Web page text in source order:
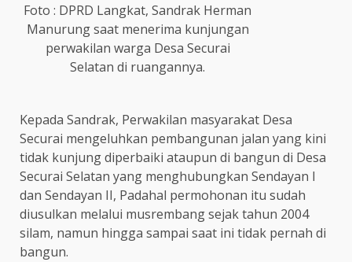
Foto : DPRD Langkat, Sandrak Herman
Manurung saat menerima kunjungan
perwakilan warga Desa Securai
Selatan di ruangannya.
Kepada Sandrak, Perwakilan masyarakat Desa
Securai mengeluhkan pembangunan jalan yang kini
tidak kunjung diperbaiki ataupun di bangun di Desa
Securai Selatan yang menghubungkan Sendayan I
dan Sendayan II, Padahal permohonan itu sudah
diusulkan melalui musrembang sejak tahun 2004
silam, namun hingga sampai saat ini tidak pernah di
bangun.